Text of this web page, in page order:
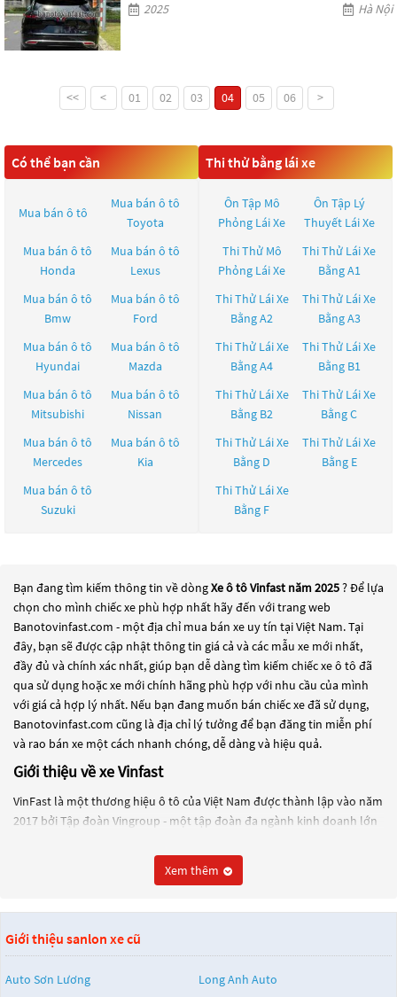
2025 Hà Nội
<< < 01 02 03 04 05 06 >
Có thể bạn cần
Mua bán ô tô
Mua bán ô tô
Toyota
Mua bán ô tô
Honda
Mua bán ô tô
Lexus
Mua bán ô tô
Bmw
Mua bán ô tô
Ford
Mua bán ô tô
Hyundai
Mua bán ô tô
Mazda
Mua bán ô tô
Mitsubishi
Mua bán ô tô
Nissan
Mua bán ô tô
Mercedes
Mua bán ô tô
Kia
Mua bán ô tô
Suzuki
Thi thử bằng lái xe
Ôn Tập Mô
Phỏng Lái Xe
Ôn Tập Lý
Thuyết Lái Xe
Thi Thử Mô
Phỏng Lái Xe
Thi Thử Lái Xe
Bằng A1
Thi Thử Lái Xe
Bằng A2
Thi Thử Lái Xe
Bằng A3
Thi Thử Lái Xe
Bằng A4
Thi Thử Lái Xe
Bằng B1
Thi Thử Lái Xe
Bằng B2
Thi Thử Lái Xe
Bằng C
Thi Thử Lái Xe
Bằng D
Thi Thử Lái Xe
Bằng E
Thi Thử Lái Xe
Bằng F
Bạn đang tìm kiếm thông tin về dòngXe ô tô Vinfast năm 2025? Để lựa
chọn cho mình chiếc xe phù hợp nhất hãy đến với trang web
Banotovinfast.com - một địa chỉ mua bán xe uy tín tại Việt Nam. Tại
đây, bạn sẽ được cập nhật thông tin giá cả và các mẫu xe mới nhất,
đầy đủ và chính xác nhất, giúp bạn dễ dàng tìm kiếm chiếc xe ô tô đã
qua sử dụng hoặc xe mới chính hãng phù hợp với nhu cầu của mình
với giá cả hợp lý nhất. Nếu bạn đang muốn bán chiếc xe đã sử dụng,
Banotovinfast.com cũng là địa chỉ lý tưởng để bạn đăng tin miễn phí
và rao bán xe một cách nhanh chóng, dễ dàng và hiệu quả.
Giới thiệu về xe Vinfast
VinFast là một thương hiệu ô tô của Việt Nam được thành lập vào năm
2017 bởi Tập đoàn Vingroup - một tập đoàn đa ngành kinh doanh lớn
thương hiệu ô tô hàng đầu tại Đông Nam Á và đang tiến hành xây
dựng nhà máy sản xuất ô tô tại khu kinh tế Đình Vũ - Cát Hải, Hải
năm 2018 tại Triển lãm Paris Motor Show và một số mẫu xe khác như
Xem thêm
Giới thiệu sanlon xe cũ
Auto Sơn Lương Long Anh Auto